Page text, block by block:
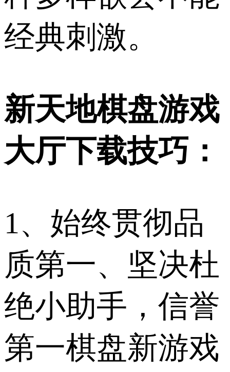
经典刺激。
新天地棋盘游戏
大厅下载技巧：
1、始终贯彻品
质第一、坚决杜
绝小助手，信誉
第一棋盘新游戏